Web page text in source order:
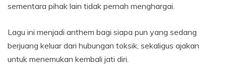
sementara pihak lain tidak pernah menghargai.
Lagu ini menjadi anthem bagi siapa pun yang sedang
berjuang keluar dari hubungan toksik, sekaligus ajakan
untuk menemukan kembali jati diri.